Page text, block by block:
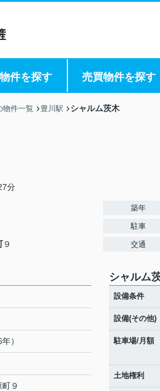
件を探す 売買物件を探す
物件一覧 豊川駅 シャルム茨木
分
９
築年
駐車
交通
）
町９
シャルム
設備条件
設備(その他)
駐車場/月額
土地権利